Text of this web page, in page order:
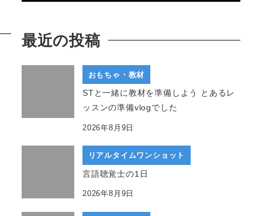
最近の投稿
おもちゃ・教材
STと一緒に教材を準備しよう とあるレ
ッスンの準備vlogでした
2026年8月9日
リアルタイムワンショット
言語聴覚士の1日
2026年8月9日